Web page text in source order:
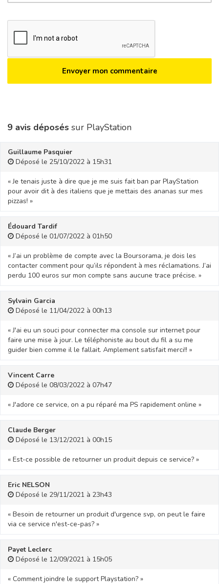
9 avis déposés sur PlayStation
Guillaume Pasquier
Déposé le 25/10/2022 à 15h31
« Je tenais juste à dire que je me suis fait ban par PlayStation
pour avoir dit à des italiens que je mettais des ananas sur mes
pizzas! »
Édouard Tardif
Déposé le 01/07/2022 à 01h50
« J’ai un problème de compte avec la Boursorama, je dois les
contacter comment pour qu’ils répondent à mes réclamations. J’ai
perdu 100 euros sur mon compte sans aucune trace précise. »
Sylvain Garcia
Déposé le 11/04/2022 à 00h13
« J'ai eu un souci pour connecter ma console sur internet pour
faire une mise à jour. Le téléphoniste au bout du fil a su me
guider bien comme il le fallait. Amplement satisfait merci!! »
Vincent Carre
Déposé le 08/03/2022 à 07h47
« J'adore ce service, on a pu réparé ma PS rapidement online »
Claude Berger
Déposé le 13/12/2021 à 00h15
« Est-ce possible de retourner un produit depuis ce service? »
Eric NELSON
Déposé le 29/11/2021 à 23h43
« Besoin de retourner un produit d'urgence svp, on peut le faire
via ce service n'est-ce-pas? »
Payet Leclerc
Déposé le 12/09/2021 à 15h05
« Comment joindre le support Playstation? »